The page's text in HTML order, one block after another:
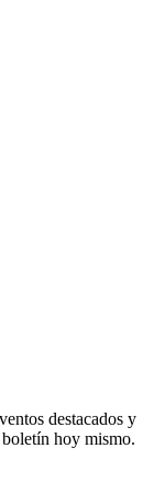
destacados y
hoy mismo.